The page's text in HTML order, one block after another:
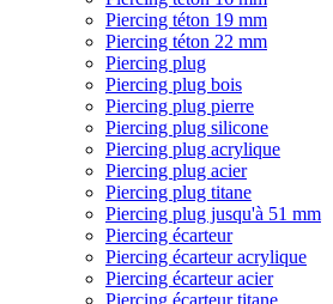
Piercing téton 19 mm
Piercing téton 22 mm
Piercing plug
Piercing plug bois
Piercing plug pierre
Piercing plug silicone
Piercing plug acrylique
Piercing plug acier
Piercing plug titane
Piercing plug jusqu'à 51 mm
Piercing écarteur
Piercing écarteur acrylique
Piercing écarteur acier
Piercing écarteur titane